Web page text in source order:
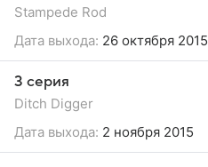
Stampede Rod
Дата выхода: 26 октября 2015
3 серия
Ditch Digger
Дата выхода: 2 ноября 2015